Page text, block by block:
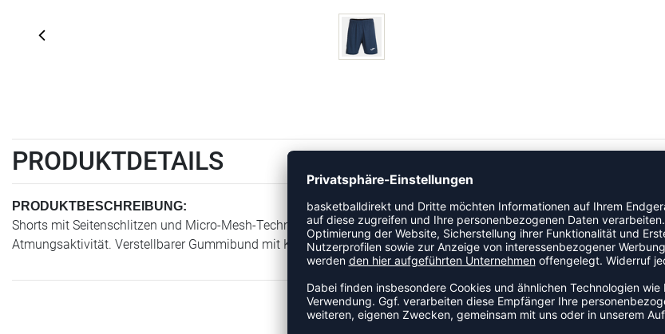
PRODUKTDETAILS
PRODUKTBESCHREIBUNG:
Shorts mit Seitenschlitzen und Micro-Mesh-Technologie auf der unteren Rückseite und der Seite für erhöhte
Atmungsaktivität. Verstellbarer Gummibund mit Kordelzug. Gesticktes Logo.
ZULETZT ANGESEHEN